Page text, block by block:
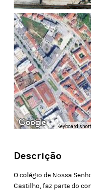
Keyboard
Descrição
O colégio de Nossa
Castilho, faz parte do